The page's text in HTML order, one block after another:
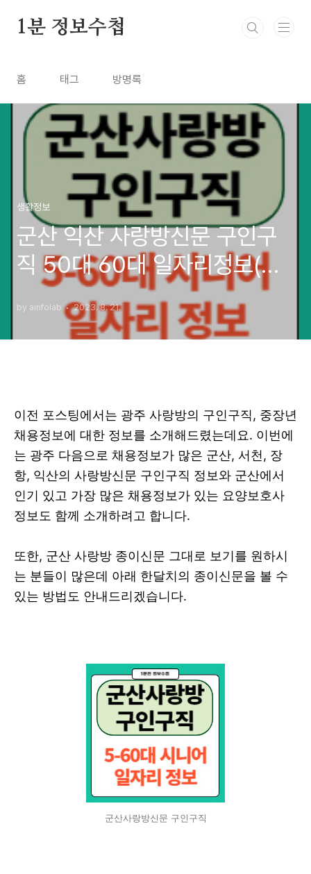
1분 정보수첩
홈 태그 방명록
생활정보
군산 익산 사랑방신문 구인구
직 50대 60대 일자리정보(서
천 장항)
by ainfolab 2023. 8. 21.
이전 포스팅에서는 광주 사랑방의 구인구직, 중장년
채용정보에 대한 정보를 소개해드렸는데요. 이번에
는 광주 다음으로 채용정보가 많은 군산, 서천, 장
항, 익산의 사랑방신문 구인구직 정보와 군산에서
인기 있고 가장 많은 채용정보가 있는 요양보호사
정보도 함께 소개하려고 합니다.
또한, 군산 사랑방 종이신문 그대로 보기를 원하시
는 분들이 많은데 아래 한달치의 종이신문을 볼 수
있는 방법도 안내드리겠습니다.
군산사랑방신문 구인구직